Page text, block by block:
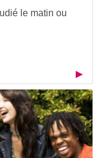
le matin ou